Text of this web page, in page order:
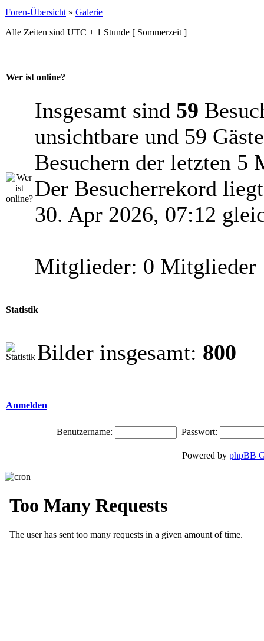
Foren-Übersicht » Galerie
Alle Zeiten sind UTC + 1 Stunde [ Sommerzeit ]
Wer ist online?
Insgesamt sind 59
unsichtbare und 59
Besuchern der letzten 5
Der Besucherrekord
30. Apr 2026, 07:12
Mitglieder: 0 Mitglieder
Statistik
Bilder insgesamt: 800
Anmelden
Benutzername: Passwort:
Powered by phpBB